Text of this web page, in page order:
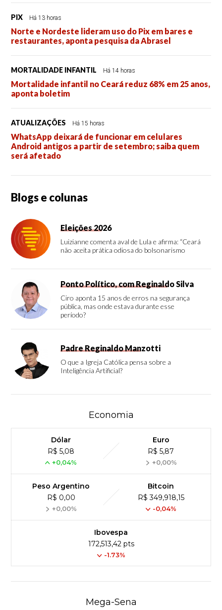
PIX Há 13 horas
Norte e Nordeste lideram uso do Pix em bares e
restaurantes, aponta pesquisa da Abrasel
MORTALIDADE INFANTIL Há 14 horas
Mortalidade infantil no Ceará reduz 68% em 25 anos,
aponta boletim
ATUALIZAÇÕES Há 15 horas
WhatsApp deixará de funcionar em celulares
Android antigos a partir de setembro; saiba quem
será afetado
Blogs e colunas
Eleições 2026
Luizianne comenta aval de Lula e afirma: “Ceará
não aceita prática odiosa do bolsonarismo
Ponto Político, com Reginaldo Silva
Ciro aponta 15 anos de erros na segurança
pública, mas onde estava durante esse
período?
Padre Reginaldo Manzotti
O que a Igreja Católica pensa sobre a
Inteligência Artificial?
Economia
Dólar
R$ 5,08
+0,04%
Euro
R$ 5,87
+0,00%
Peso Argentino
R$ 0,00
+0,00%
Bitcoin
R$ 349,918,15
-0,04%
Ibovespa
172,513,42 pts
-1.73%
Mega-Sena